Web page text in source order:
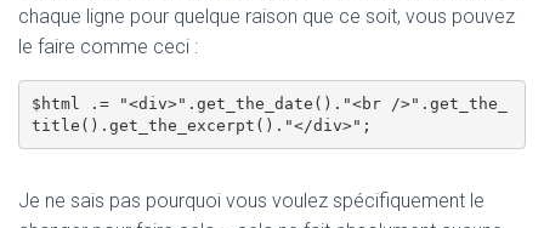
chaque ligne pour quelque raison que ce soit, vous pouvez
le faire comme ceci :
$html .= "<div>".get_the_date()."<br />".get_the_
Je ne sais pas pourquoi vous voulez spécifiquement le